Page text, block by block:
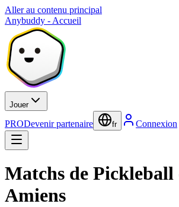
Aller au contenu principal
Anybuddy - Accueil
Jouer
PRODevenir partenaire fr Connexion
Matchs de Pickleball
Amiens